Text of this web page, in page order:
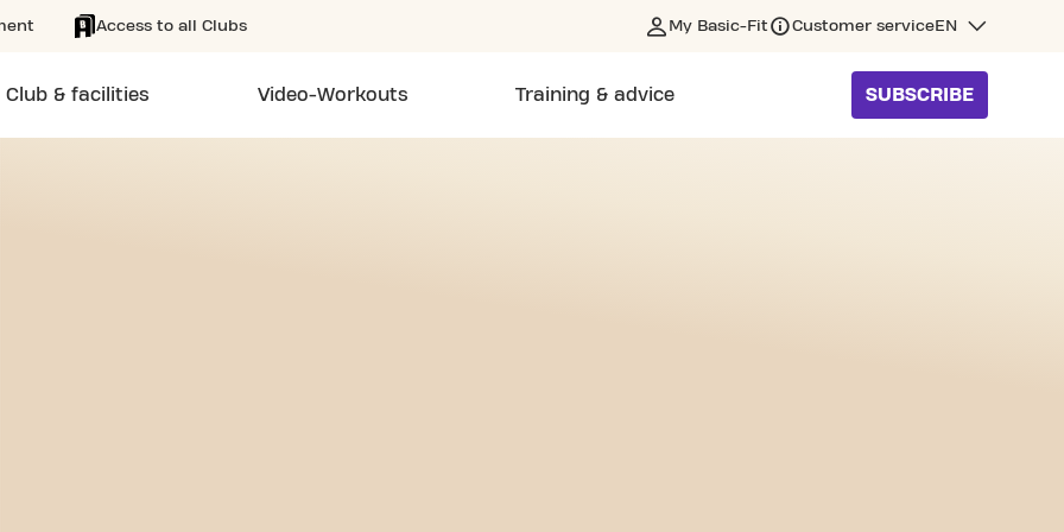
Access to all Clubs My Basic-Fit Customer serviceEN
Club & facilities Video-Workouts Training & advice SUBSCRIBE
24/7